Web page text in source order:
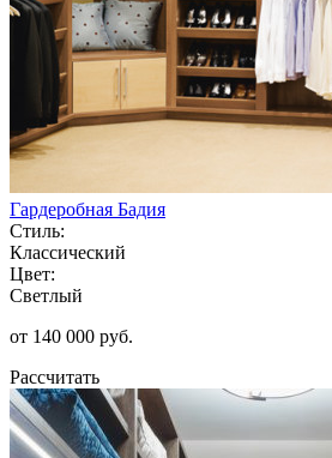
Гардеробная Бадия
Стиль:
Классический
Цвет:
Светлый
от 140 000 руб.
Рассчитать